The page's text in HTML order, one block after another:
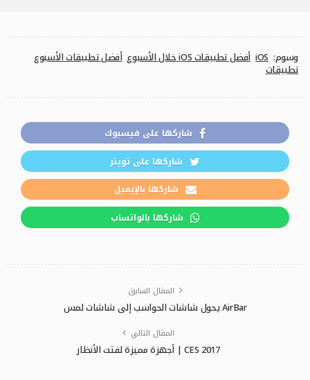
وسوم: iOS أفضل تطبيقات iOS خلال الأسبوع أفضل تطبيقات الأسبوع
تطبيقات
شاركها على فيسبوك
شاركها على تويتر
شاركها بالإيميل
شاركها بالواتساب
المقال السابق
AirBar يحول شاشات الحواسب إلى شاشات لمس
المقال التالي
CES 2017 | أجهزة مميزة لفتت الأنظار